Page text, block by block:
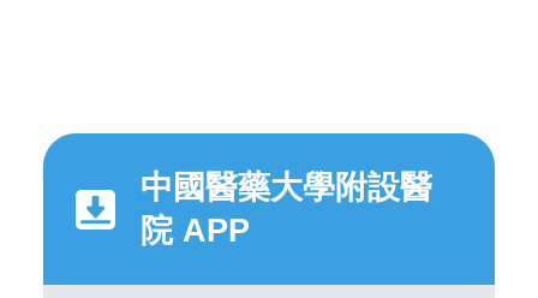
中國醫藥大學附設醫
院 APP